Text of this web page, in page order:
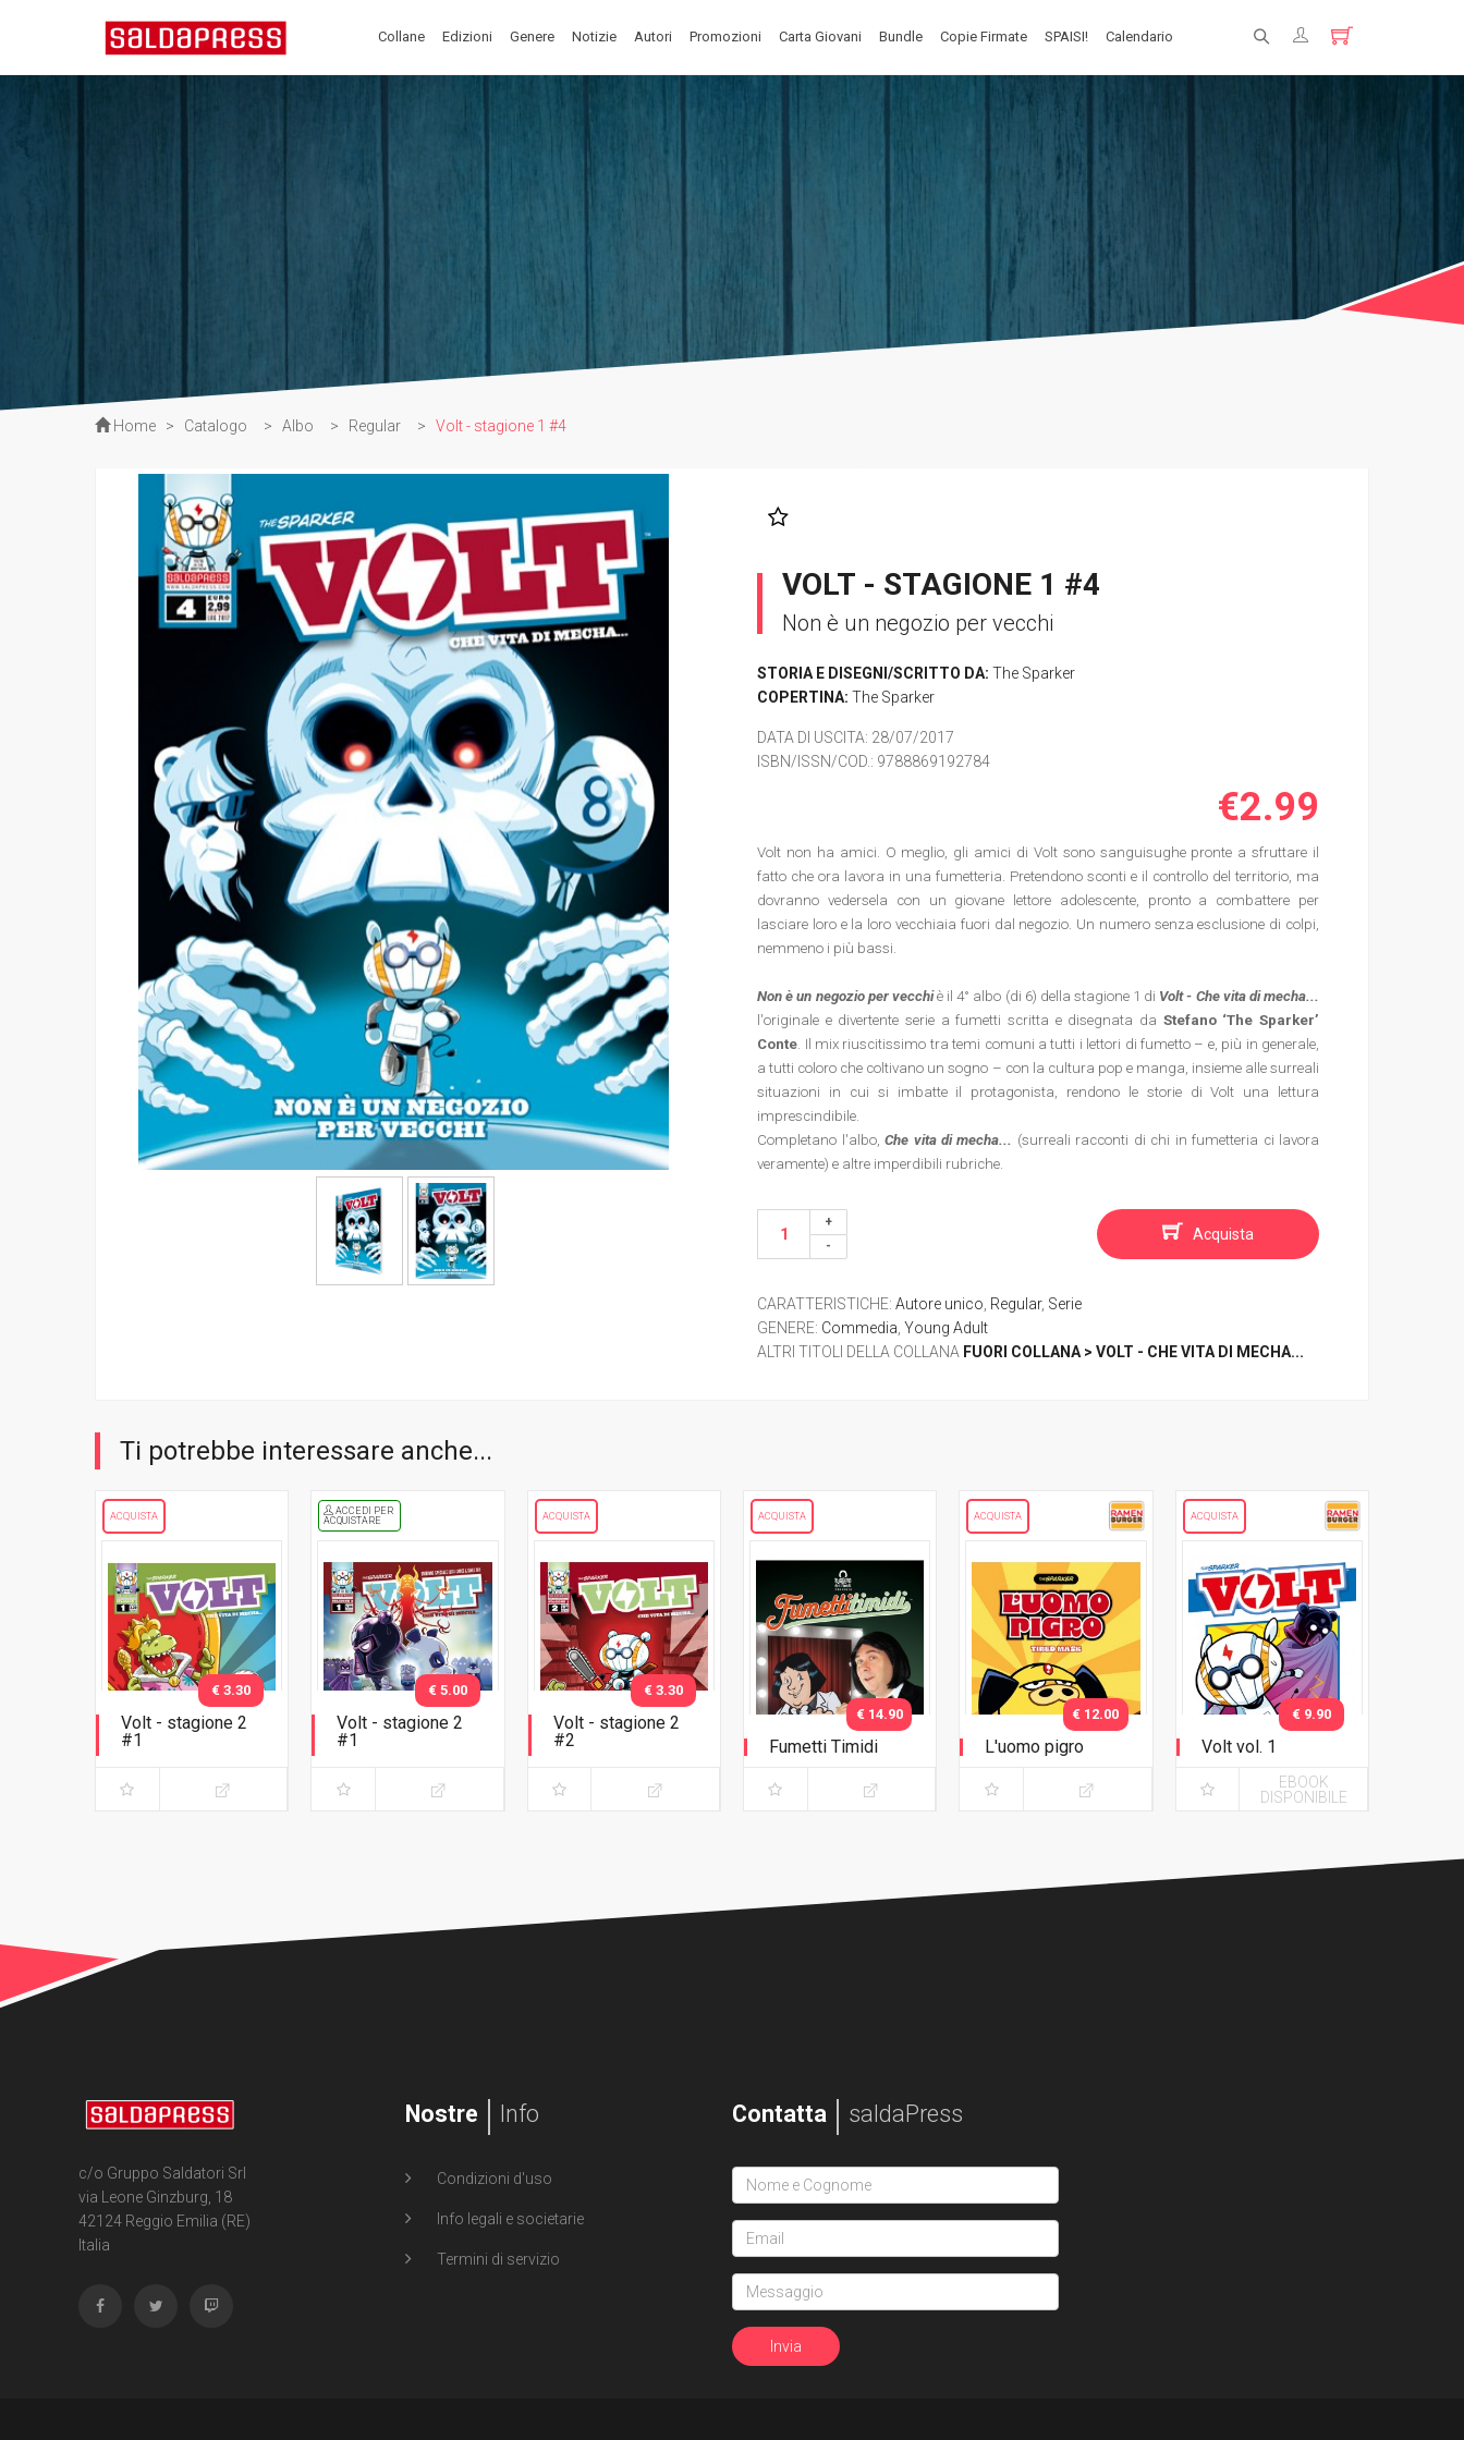
Collane Edizioni Genere Notizie Autori Promozioni Carta Giovani Bundle Copie Firmate SPAISI! Calendario
Home > Catalogo > Albo > Regular > Volt - stagione 1 #4
VOLT - STAGIONE 1 #4
Non è un negozio per vecchi
STORIA E DISEGNI/SCRITTO DA: The Sparker
COPERTINA: The Sparker
DATA DI USCITA: 28/07/2017
ISBN/ISSN/COD.: 9788869192784
€2.99
Volt non ha amici. O meglio, gli amici di Volt sono sanguisughe pronte a sfruttare il
fatto che ora lavora in una fumetteria. Pretendono sconti e il controllo del territorio, ma
dovranno vedersela con un giovane lettore adolescente, pronto a combattere per
lasciare loro e la loro vecchiaia fuori dal negozio. Un numero senza esclusione di colpi,
nemmeno i più bassi.
Non è un negozio per vecchiè il 4° albo (di 6) della stagione 1 di Volt - Che vita di mecha...
l'originale e divertente serie a fumetti scritta e disegnata da Stefano ‘The Sparker’
Conte. Il mix riuscitissimo tra temi comuni a tutti i lettori di fumetto – e, più in generale,
a tutti coloro che coltivano un sogno – con la cultura pop e manga, insieme alle surreali
situazioni in cui si imbatte il protagonista, rendono le storie di Volt una lettura
imprescindibile.
Completano l'albo,Che vita di mecha... (surreali racconti di chi in fumetteria ci lavora
veramente) e altre imperdibili rubriche.
Acquista
CARATTERISTICHE:Autore unico Regular, Serie
GENERE: Commedia ,Young Adult
ALTRI TITOLI DELLA COLLANA FUORI COLLANA > VOLT - CHE VITA DI MECHA...
Ti potrebbe interessare anche...
ACQUISTA
Volt - stagione 2
#1
€ 3.30
ACCEDI PER
ACQUISTARE
Volt - stagione 2
#1
Variant Lucca C&G
2018
€ 5.00
ACQUISTA
Volt - stagione 2
#2
negozio
€ 3.30
ACQUISTA
Fumetti Timidi
€ 14.90
ACQUISTA
L'uomo pigro
€ 12.00
ACQUISTA
Volt vol. 1
€ 9.90
EBOOK
DISPONIBILE
c/o Gruppo Saldatori Srl
via Leone Ginzburg, 18
42124 Reggio Emilia (RE)
Italia
Nostre Info
Condizioni d'uso
Info legali e societarie
Termini di servizio
Contatta saldaPress